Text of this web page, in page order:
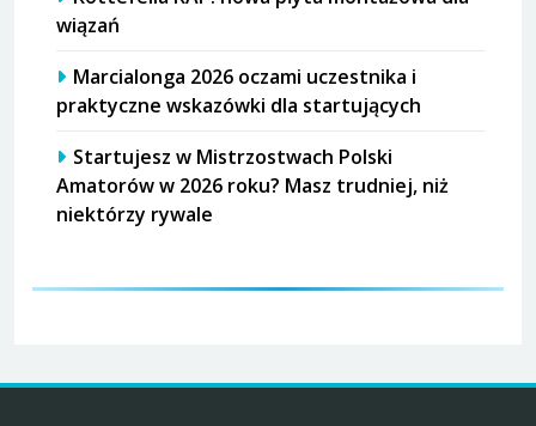
wiązań
Marcialonga 2026 oczami uczestnika i
praktyczne wskazówki dla startujących
Startujesz w Mistrzostwach Polski
Amatorów w 2026 roku? Masz trudniej, niż
niektórzy rywale